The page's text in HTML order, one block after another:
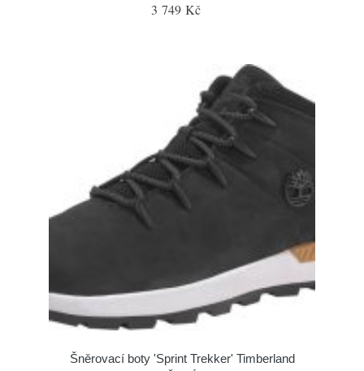
3 749 Kč
Šněrovací boty 'Sprint Trekker' Timberland